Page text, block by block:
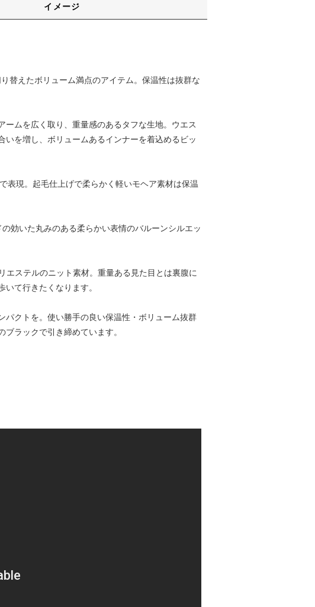
イメージ
替えたボリューム満点のアイテム。保温性は抜群な
ームを広く取り、重量感のあるタフな生地。ウエス
いを増し、ボリュームあるインナーを着込めるビッ
表現。起毛仕上げで柔らかく軽いモヘア素材は保温
効いた丸みのある柔らかい表情のバルーンシルエッ
エステルのニット素材。重量ある見た目とは裏腹に
て行きたくなります。
パクトを。使い勝手の良い保温性・ボリューム抜群
ラックで引き締めています。